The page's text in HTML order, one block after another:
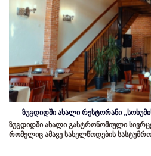
ზუგდიდში ახალი რესტორანი
ზუგდიდში ახალი გასტრონომიული სივრცე
რომელიც ამავე სახელწოდების